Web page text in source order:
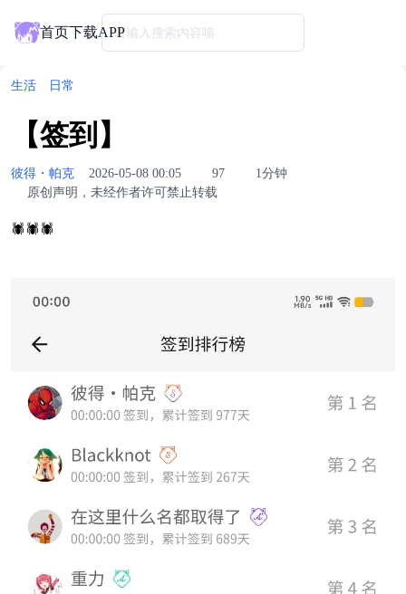
首页下载APP请输入搜索内容喵
生活 日常
【签到】
彼得・帕克 2026-05-08 00:05 97
1分钟
原创声明，未经作者许可禁止转载
🕷🕷🕷